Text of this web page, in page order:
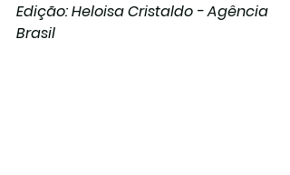
Edição: Heloisa Cristaldo - Agência
Brasil